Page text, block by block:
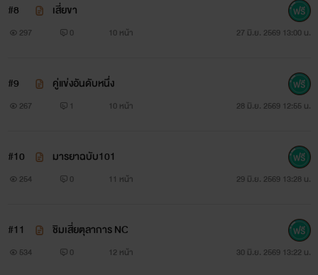
#8 เสี่ยขา
297 0 10 หน้า 27 มิ.ย. 2569 13:00 น.
#9 คู่แข่งอันดับหนึ่ง
267 1 10 หน้า 28 มิ.ย. 2569 12:55 น.
#10 มารยาฉบับ101
254 0 11 หน้า 29 มิ.ย. 2569 13:28 น.
#11 ชิมเสี่ยตุลาการ NC
534 0 12 หน้า 30 มิ.ย. 2569 13:22 น.